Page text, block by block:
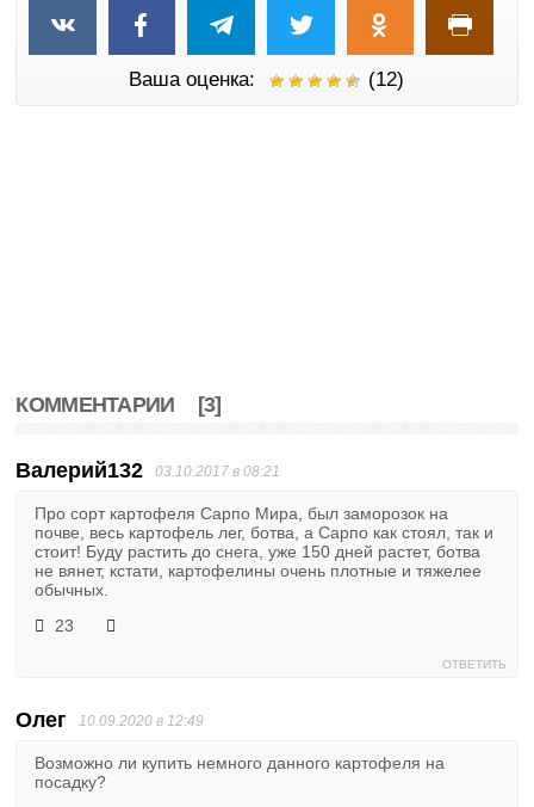
Ваша оценка: (12)
КОММЕНТАРИИ [3]
Валерий132 03.10.2017 в 08:21
Про сорт картофеля Сарпо Мира, был заморозок на
почве, весь картофель лег, ботва, а Сарпо как стоял, так и
стоит! Буду растить до снега, уже 150 дней растет, ботва
не вянет, кстати, картофелины очень плотные и тяжелее
обычных.
23
ОТВЕТИТЬ
Олег 10.09.2020 в 12:49
Возможно ли купить немного данного картофеля на
посадку?